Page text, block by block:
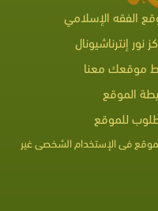
الفقه الإسلامي
نور إنترناشيونال
موقعك معنا
الموقع
للموقع
فى الإستخدام الشخصى غير